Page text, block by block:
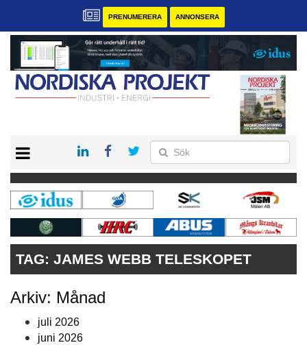
PRENUMERERA ANNONSERA
KONTAKT
VÅRA ANDRA MAGASIN
PRENUMERERA
ANNONSERA
TAG: JAMES WEBB TELESKOPET
Arkiv: Månad
juli 2026
juni 2026